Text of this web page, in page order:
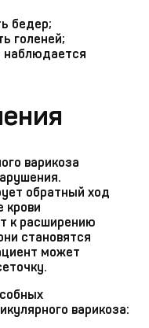
бедер;
голеней;
наблюдается
варикоза
обратный ход
крови
к расширению
становятся
может
варикоза: